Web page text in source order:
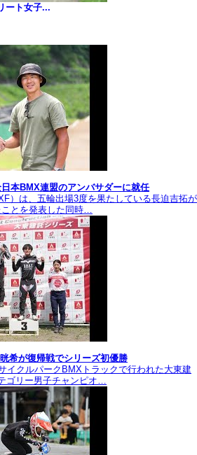
ート女子...
本BMX連盟のアンバサダーに就任
）は、五輪出場3度を果たしている長迫吉拓が
とを発表した同時…
希が復帰戦でシリーズ初優勝
イクルパークBMXトラックで行われた大東建
ゴリー男子チャンピオ…